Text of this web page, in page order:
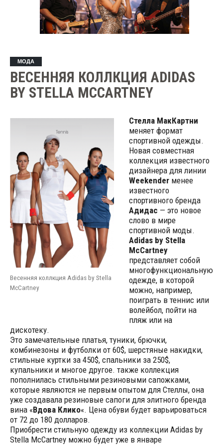
МОДА
ВЕСЕННЯЯ КОЛЛКЦИЯ ADIDAS
BY STELLA MCCARTNEY
Весенняя коллкция Adidas by Stella
McCartney
Стелла МакКартни
меняет формат
спортивной одежды.
Новая совместная
коллекция известного
дизайнера для линии
Weekender менее
известного
спортивного бренда
Адидас — это новое
слово в мире
спортивной моды.
Adidas by Stella
McCartney
представляет собой
многофункциональную
одежде, в которой
можно, например,
поиграть в теннис или
волейбол, пойти на
пляж или на
дискотеку.
Это замечательные платья, туники, брючки,
комбинезоны и футболки от 60$, шерстяные накидки,
стильные куртки за 450$, спальники за 250$,
купальники и многое другое. также коллекция
пополнилась стильными резиновыми сапожками,
которые являются не первым опытом для Стеллы, она
уже создавала резиновые сапоги для элитного бренда
вина «Вдова Клико«. Цена обуви будет варьироваться
от 72 до 180 долларов.
Приобрести стильную одежду из коллекции Adidas by
Stella McCartney можно будет уже в январе